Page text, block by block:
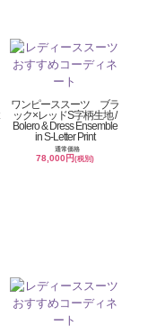
ワンピーススーツ ブラ
ック×レッドS字柄生地 /
Bolero & Dress Ensemble
in S-Letter Print
通常価格
78,000円 (税別)